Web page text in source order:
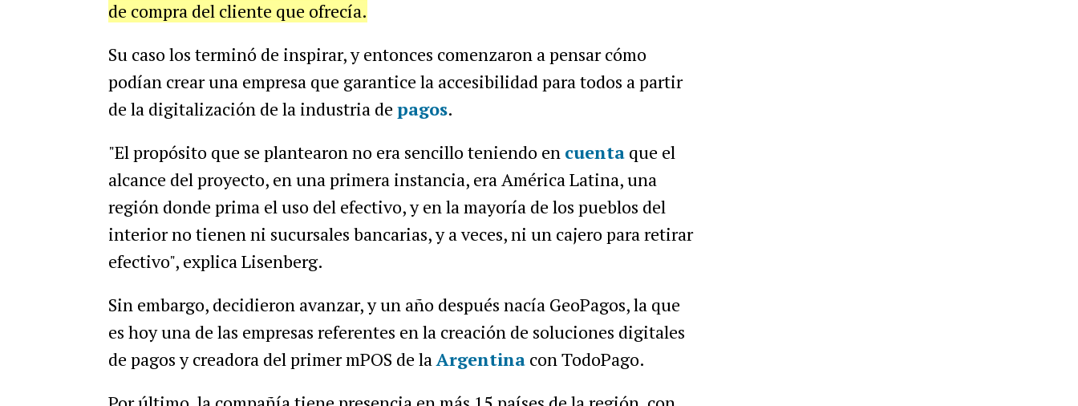
de compra del cliente que ofrecía.
Su caso los terminó de inspirar, y entonces comenzaron a pensar cómo
podían crear una empresa que garantice la accesibilidad para todos a partir
de la digitalización de la industria de pagos.
"El propósito que se plantearon no era sencillo teniendo en cuentaque el
alcance del proyecto, en una primera instancia, era América Latina, una
región donde prima el uso del efectivo, y en la mayoría de los pueblos del
interior no tienen ni sucursales bancarias, y a veces, ni un cajero para retirar
efectivo", explica Lisenberg.
Sin embargo, decidieron avanzar, y un año después nacía GeoPagos, la que
es hoy una de las empresas referentes en la creación de soluciones digitales
de pagos y creadora del primer mPOS de laArgentinacon TodoPago.